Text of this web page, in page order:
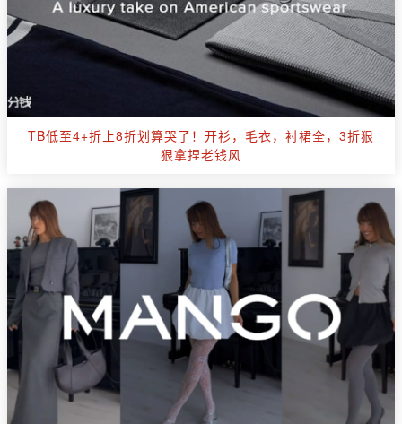
TB低至4+折上8折划算哭了！开衫，毛衣，衬裙全，3折狠
狠拿捏老钱风